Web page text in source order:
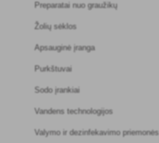
Preparatai nuo graužikų
Žolių sėklos
Apsauginė įranga
Purkštuvai
Sodo įrankiai
Vandens technologijos
Valymo ir dezinfekavimo priemonės